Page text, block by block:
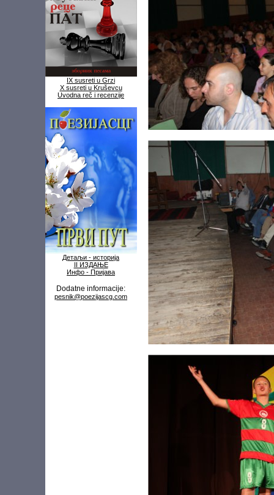
IX susreti u Grzi
X susreti u Kruševcu
Uvodna reč i recenzije
Детаљи - историја
II ИЗДАЊЕ
Инфо - Пријава
Dodatne informacije:
pesnik@poezijascg.com